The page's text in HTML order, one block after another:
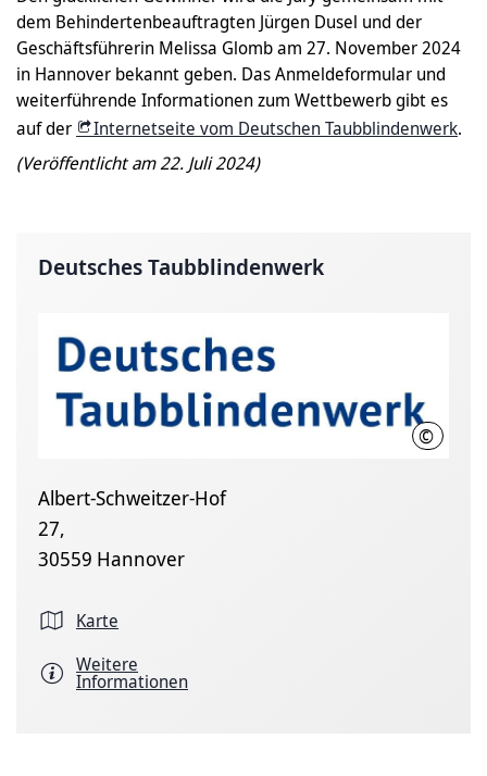
dem Behindertenbeauftragten Jürgen Dusel und der
Geschäftsführerin Melissa Glomb am 27. November 2024
in Hannover bekannt geben. Das Anmeldeformular und
weiterführende Informationen zum Wettbewerb gibt es
auf der
Internetseite vom Deutschen Taubblindenwerk.
(Veröffentlicht am 22. Juli 2024)
Deutsches Taubblindenwerk
©
Albert-Schweitzer-Hof
27,
30559 Hannover
Karte
Weitere
Informationen